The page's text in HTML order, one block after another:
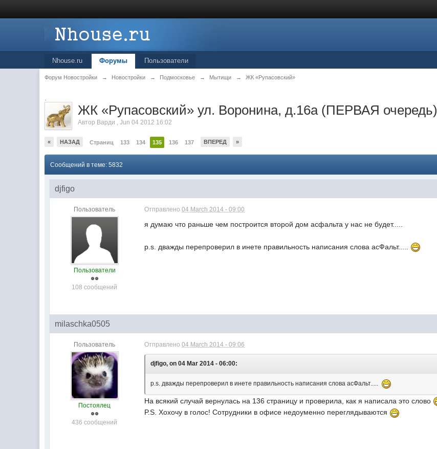
Nhouse.ru Форумы Пользователи
Форум Новостройки → Новостройки → Подмосковье → Мытищи → ЖК «Рупасовский»
.
ЖК «Рупасовский» ул. Воронина, д.16а (ПЕРВАЯ очередь)
Автор Варди ,Jun 04 2012 16:02
« НАЗАД Страниц 133 134 135 136 137 ВПЕРЕД »
Сообщений в теме: 5832
djfigo
Пользователь
Пользователи
108 сообщений
Отправлено04 March 2014 - 09:00
я думаю что раньше чем построится второй дом асфальта у нас не будет.....
р.s. дважды перепроверил в инете правильность написания слова асФальт.....
milaschka0505
Пользователь
Постоялец
436 сообщений
Отправлено04 March 2014 - 09:06
djfigo, on 04 Mar 2014 - 06:00:
р.s. дважды перепроверил в инете правильность написания слова асФальт.....
На всякий случай вернулась на 136 страницу и проверила, как я написала это слово
P.S. Хохочу в голос! Сотрудники в офисе недоуменно переглядываются